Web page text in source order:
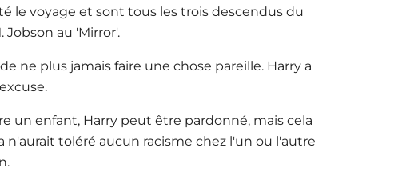
le voyage et sont tous les trois descendus du
Jobson au 'Mirror'.
ne plus jamais faire une chose pareille. Harry a
un enfant, Harry peut être pardonné, mais cela
toléré aucun racisme chez l'un ou l'autre